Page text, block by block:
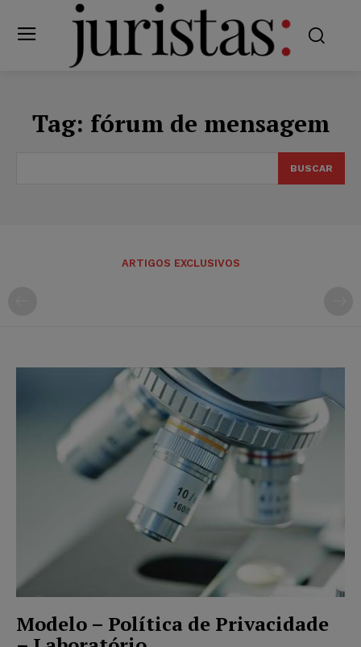
Tag: fórum de mensagem
BUSCAR
ARTIGOS EXCLUSIVOS
Modelo – Política de Privacidade